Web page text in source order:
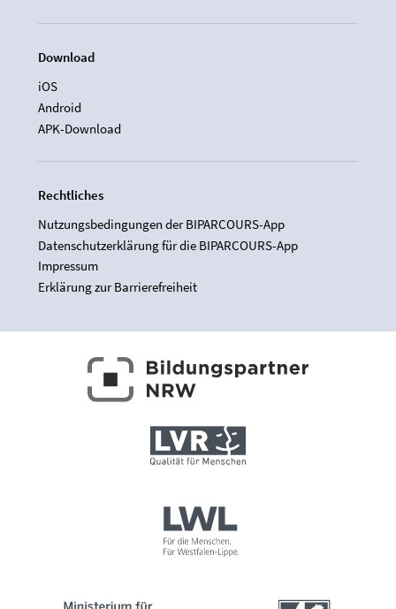
Download
iOS
Android
APK-Download
Rechtliches
Nutzungsbedingungen der BIPARCOURS-App
Datenschutzerklärung für die BIPARCOURS-App
Impressum
Erklärung zur Barrierefreiheit